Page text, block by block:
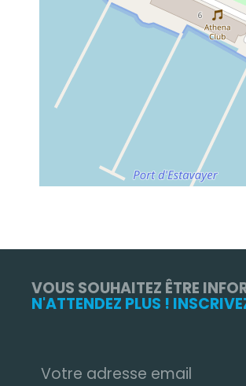
VOUS SOUHAITEZ ÊTRE
N'ATTENDEZ PLUS !